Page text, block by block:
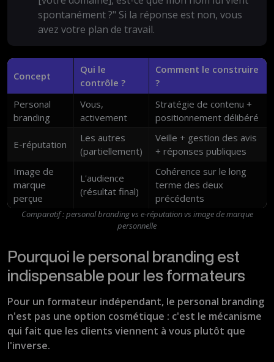
spontanément ?" Si la réponse est non, vous
avez votre plan de travail.
Concept
Qui le
contrôle ?
Comment le construire
?
Personal
branding
Vous,
activement
Stratégie de contenu +
positionnement délibéré
E-réputation
Les autres
(partiellement)
Veille + gestion des avis
+ réponses publiques
Image de
marque
perçue
L'audience
(résultat final)
Cohérence sur le long
terme des deux
précédents
Comparatif : personal branding vs e-réputation vs image de marque
personnelle
Pourquoi le personal branding est
indispensable pour les formateurs
Pour un formateur indépendant, le personal branding
n'est pas une option cosmétique : c'est le mécanisme
qui fait que les clients viennent à vous plutôt que
l'inverse.